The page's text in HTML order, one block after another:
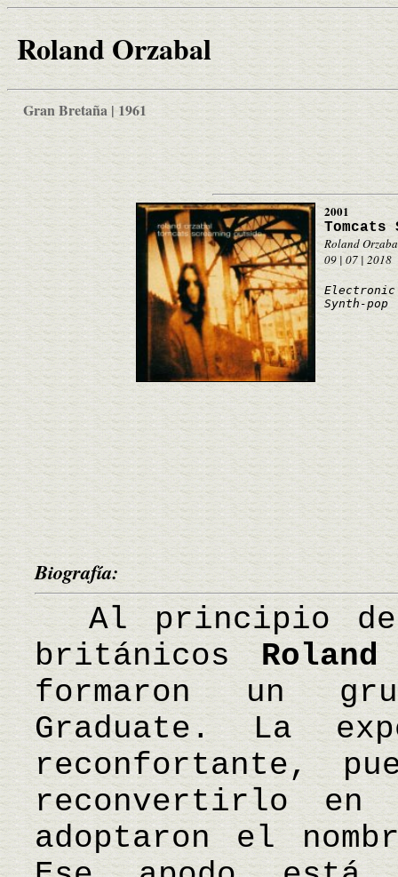
Roland Orzabal
Gran Bretaña | 1961
2001
Tomcats
Roland
09 | 07 | 2018
Electronic
Synth-pop
Biografía:
Al principio de
británicos
formaron un
Graduate. La
reconfortante,
reconvertirlo en
adoptaron el